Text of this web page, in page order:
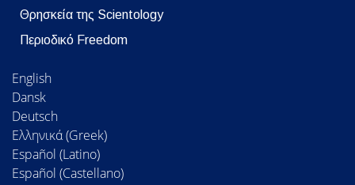
Θρησκεία της Scientology
Περιοδικό Freedom
English
Dansk
Deutsch
Ελληνικά (Greek)
Español (Latino)
Español (Castellano)